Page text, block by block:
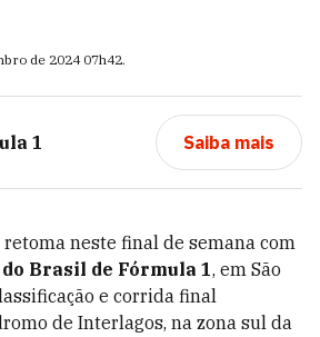
de 2024 07h42.
1 Saiba mais
retoma neste final de semana com
Brasil de Fórmula 1, em São
e corrida final
de Interlagos, na zona sul da